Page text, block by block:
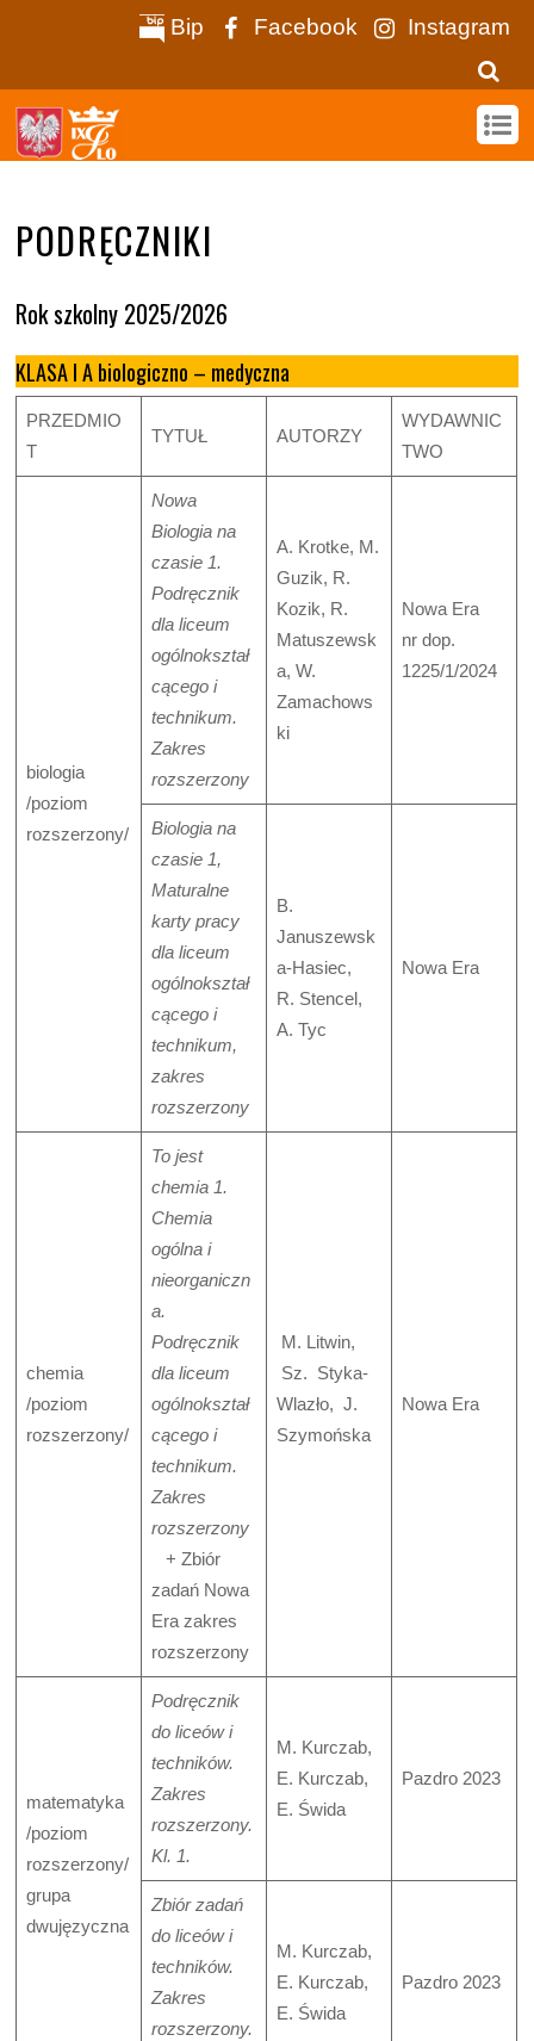
Bip Facebook Instagram
PODRĘCZNIKI
Rok szkolny 2025/2026
KLASA I A biologiczno – medyczna
PRZEDMIO
T
TYTUŁ AUTORZY
WYDAWNIC
TWO
biologia
/poziom
rozszerzony/
Nowa
Biologia na
czasie 1.
Podręcznik
dla liceum
ogólnokształ
cącego i
technikum.
Zakres
rozszerzony
A. Krotke, M.
Guzik, R.
Kozik, R.
Matuszewsk
a, W.
Zamachows
ki
Nowa Era
nr dop.
1225/1/2024
Biologia na
czasie 1,
Maturalne
karty pracy
dla liceum
ogólnokształ
cącego i
technikum,
zakres
rozszerzony
B.
Januszewsk
a-Hasiec,
R. Stencel,
A. Tyc
Nowa Era
chemia
/poziom
rozszerzony/
To jest
chemia 1.
Chemia
ogólna i
nieorganiczn
a.
Podręcznik
dla liceum
ogólnokształ
cącego i
technikum.
Zakres
rozszerzony
+ Zbiór
zadań Nowa
Era zakres
rozszerzony
M. Litwin,
Sz. Styka-
Wlazło, J.
Szymońska
Nowa Era
matematyka
/poziom
rozszerzony/
grupa
dwujęzyczna
Podręcznik
do liceów i
techników.
Zakres
rozszerzony.
Kl. 1.
M. Kurczab,
E. Kurczab,
E. Świda
Pazdro 2023
Zbiór zadań
do liceów i
techników.
Zakres
rozszerzony.
M. Kurczab,
E. Kurczab,
E. Świda
Pazdro 2023